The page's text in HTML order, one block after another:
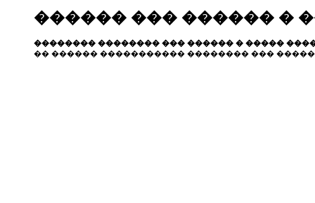
������ ��� ������ �
�������� �������� ��� ������ � �����
�� ������ ����������� �������� ���